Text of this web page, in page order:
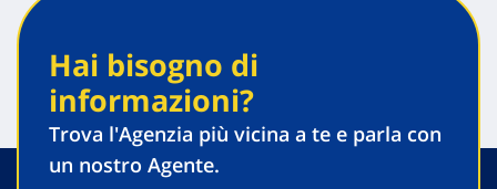
Hai bisogno di
informazioni?
Trova l'Agenzia più vicina a te e parla con
un nostro Agente.